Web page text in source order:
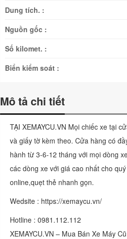
Dung tích. :
Nguồn gốc :
Số kilomet. :
Biển kiểm soát :
Mô tả chi tiết
TẠI XEMAYCU.VN Mọi chiếc xe tại
và giấy tờ kèm theo. Cửa hàng có
hành từ 3-6-12 tháng với mọi dòng
các dòng xe với giá cao nhất cho
online,quẹt thẻ nhanh gọn.
Wedsite : https://xemaycu.vn/
Hotline : 0981.112.112
XEMAYCU.VN – Mua Bán Xe Máy